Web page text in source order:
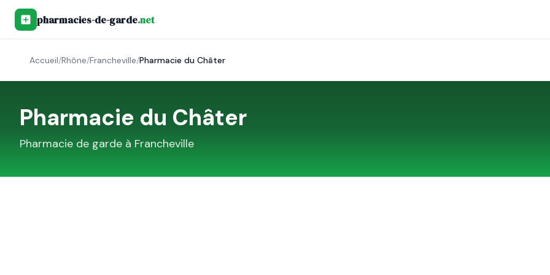
pharmacies-de-garde.net
Accueil/Rhône/Francheville/Pharmacie du Châter
Pharmacie du Châter
Pharmacie de garde à Francheville